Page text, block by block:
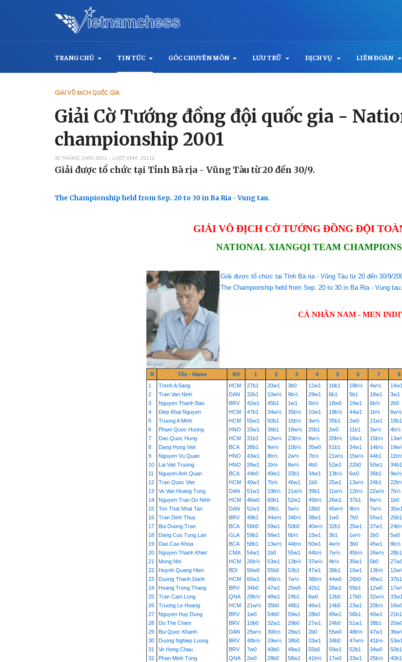
TRANG CHỦ TIN TỨC GÓC CHUYÊN MÔN LƯU TRỮ DỊCH VỤ LIÊN ĐOÀN
GIẢI VÔ ĐỊCH QUỐC GIA
Giải Cờ Tướng đồng đội quốc gia -
championship 2001
30 THÁNG CHÍN 2001 LƯỢT XEM: 15112
Giải được tổ chức tại Tỉnh Bà rịa - Vũng Tàu từ 20 đến 30/9.
The Championship held from Sep. 20 to 30 in Ba Ria - Vung tau.
GIẢI VÔ ĐỊCH CỜ TƯỚNG ĐỒNG ĐỘI
NATIONAL XIANGQI TEAM
Giải được tổ chức tại Tỉnh Bà rịa - Vũng Tàu từ 20 đến 30/9/
The Championship held from Sep. 20 to 30 in Ba Ria - Vung tau.
CÁ NHÂN NAM - MEN
R Tên - Name ĐV 1 2 3 4 5 6 7 8
1
2
3
4
5
6
7
8
9
10
11
12
13
14
15
16
17
18
19
20
21
22
23
24
25
26
27
28
29
30
31
32
Trenh A Sang
Tran Van Ninh
Nguyen Thanh Bao
Diep Khai Nguyen
Truong A Minh
Pham Quoc Huong
Dao Quoc Hung
Dang Hung Viet
Nguyen Vu Quan
Lai Viet Truong
Nguyen Anh Quan
Tran Quoc Viet
Vo Van Hoang Tung
Nguyen Tran Do Ninh
Ton That Nhat Tan
Tran Dinh Thuy
Bui Duong Tran
Dang Cuu Tung Lan
Dao Cao Khoa
Nguyen Thanh Khiet
Mong Nhi
Huynh Quang Hien
Duong Thanh Danh
Hoang Trong Thang
Tran Cam Long
Truong Le Hoang
Nguyen Huy Dung
Do The Chien
Bui Quoc Khanh
Duong Nghiep Luong
Vo Hong Chau
Phan Minh Tung
HCM
DAN
BRV
HCM
HCM
HNO
HCM
BCA
HNO
HNO
BCA
HCM
DAN
HCM
DAN
BRV
BCA
GLA
BCA
CMA
HCM
BDI
HCM
BRV
QNA
HCM
BRV
BRV
DAN
BRV
BRV
QNA
27b1
32b1
42w1
47b1
55w1
33w1
31b1
38b1
43w1
28w1
44b0
40w1
51w1
46w0
52w1
49b1
56b0
59b1
58b1
54w1
26b½
50w0
60w1
34b0
29b½
21w½
1w0
10b0
25w½
48b½
7w0
2w0
20w1
10w½
45b1
34w½
50b1
36b1
12w½
9w½
8b½
2b½
49w1
7b½
19b½
60b1
39b1
44w½
59w1
56w1
13w½
1b0
53w1
55b0
46b½
47w1
48w1
35b0
54b0
32w1
30b½
29w½
40b0
28b0
3b0
9b½
1w1
35b½
15b½
18w½
23b½
10b½
2w½
8w½
33b1
46w1
21w½
52w1
5w½
34b½
50b0
6b½
44b½
55w1
13b½
53b1
7w½
25w0
24b1
48b1
59w1
29b0
28w1
38b0
49w1
58w1
12w1
29w1
5b½
10w1
3w½
25b1
9w½
35w0
7b½
4b0
34w1
1b0
39b1
45b½
18b0
38w1
40w½
15w1
50w1
44b½
37w½
47w1
36b½
42b1
6w0
46w1
28b0
27w1
2b0
33w1
55b0
41b½
16b1
6b1
18w0
19b½
35b1
2w0
20b½
51b1
21w½
52w1
13b½
25w1
11w½
26w1
45w½
1w0
32b1
3b1
4w½
7w½
9b½
38b1
44w0
28w1
12b0
14b0
49w1
24b0
55w0
34b0
59w1
17w0
18b½
5b1
19w1
44w1
2w0
11b1
16w1
34w1
15w½
22b0
6w0
13w½
12b½
37b1
9b½
7b0
25w1
1w½
3b0
45b½
35w1
10w1
26b0
55b1
17b0
23w1
56b1
51w1
48b½
47w½
52b1
33w1
4w½
18w1
6b½
1b½
21w1
3w½
15b½
14b½
44b1
50w1
36b1
24b1
22w½
8w½
7w½
55w1
37w1
2b0
45w1
26w½
5b0
13b½
48w1
12w0
32w½
20b½
40w1
38b1
47w1
41b½
34w0
25b½
3w1
2b0
6w½
18b1
4b½
34b1
9w½
7b½
1b0
26b1
5w0
8b½
28b1
37b1
21b1
50b1
40b1